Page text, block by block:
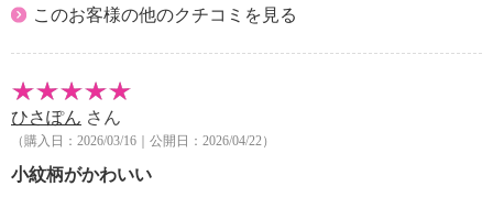
このお客様の他のクチコミを見る
ひさぽん さん
（購入日：2026/03/16｜公開日：2026/04/22）
小紋柄がかわいい